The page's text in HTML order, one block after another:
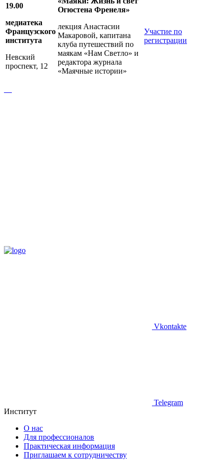
19.00
медиатека
Французского
института
Невский
проспект, 12
Огюстена Френеля»
лекция Анастасии
Макаровой, капитана
клуба путешествий по
маякам «Нам Светло» и
редактора журнала
«Маячные истории»
Участие по
регистрации
Vkontakte
Telegram
Институт
О нас
Для профессионалов
Практическая информация
Приглашаем к сотрудничеству